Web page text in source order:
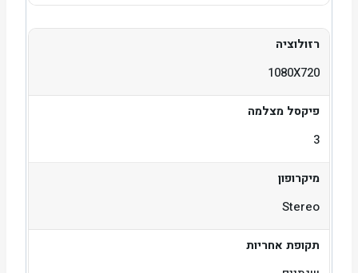
רזולוציה
1080X720
פיקסל מצלמה
3
מיקרופון
Stereo
תקופת אחריות